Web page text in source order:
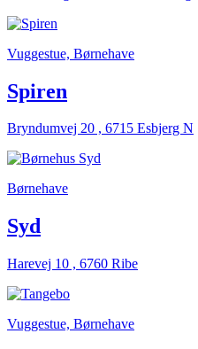
Vuggestue, Børnehave
Spiren
Bryndumvej 20 , 6715 Esbjerg N
Børnehave
Syd
Harevej 10 , 6760 Ribe
Vuggestue, Børnehave